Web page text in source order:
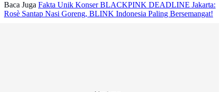
Baca Juga Fakta Unik Konser BLACKPINK DEADLINE Jakarta:
Rosè Santap Nasi Goreng, BLINK Indonesia Paling Bersemangat!